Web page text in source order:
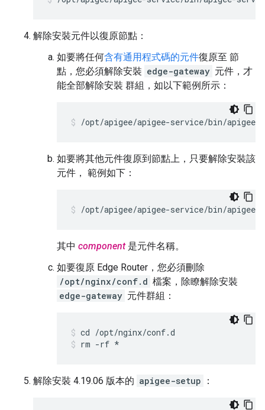
解除安裝元件以復原節點：
如要將任何含有通用程式碼的元件復原至 節
點，您必須解除安裝 edge-gateway 元件，才
能全部解除安裝 群組，如以下範例所示：
/opt/apigee/apigee-service/bin/apigee-
如要將其他元件復原到節點上，只要解除安裝該
元件， 範例如下：
/opt/apigee/apigee-service/bin/
其中 component是元件名稱。
如要復原 Edge Router，您必須刪除
/opt/nginx/conf.d 檔案，除瞭解除安裝
edge-gateway 元件群組：
rm -rf *
解除安裝 4.19.06 版本的 apigee-setup ：